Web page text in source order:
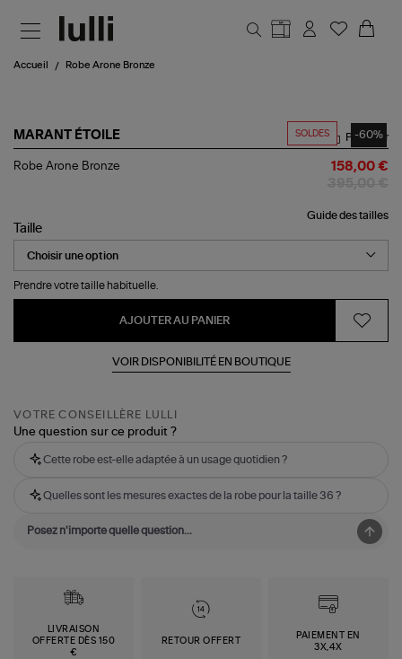
Accueil Robe Arone Bronze
SOLDES -60%
MARANT ÉTOILE
Robe
Partager
Robe Arone Bronze 158,00 €
Guide des tailles
Taille
Prendre votre taille habituelle.
AJOUTER AU PANIER
VOIR DISPONIBILITÉ EN BOUTIQUE
VOTRE CONSEILLÈRE LULLI
Une question sur ce produit ?
Cette robe est-elle adaptée à un usage quotidien ?
Quelles sont les mesures exactes de la robe pour la taille 36 ?
LIVRAISON
OFFERTE DÈS 150
€
RETOUR OFFERT
PAIEMENT EN
3X,4X